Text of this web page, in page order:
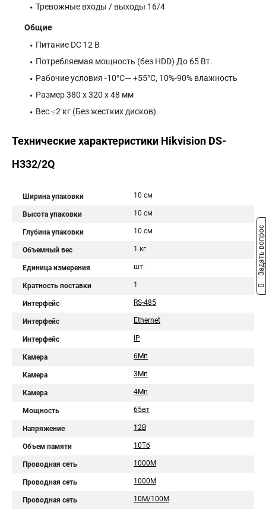
Тревожные входы / выходы 16/4
Общие
Питание DC 12 В
Потребляемая мощность (без HDD) До 65 Вт.
Рабочие условия -10°C— +55°C, 10%-90% влажность
Размер 380 x 320 x 48 мм
Вес ≤2 кг (Без жестких дисков).
Технические характеристики Hikvision DS-
H332/2Q
Ширина упаковки 10 см
Высота упаковки 10 см
Глубина упаковки 10 см
Объемный вес 1 кг
Единица измерения шт.
Кратность поставки 1
Интерфейс RS-485
Интерфейс Ethernet
Интерфейс IP
Камера 6Мп
Камера 3Мп
Камера 4Мп
Мощность 65вт
Напряжение 12В
Объем памяти 10Тб
Проводная сеть 1000М
Проводная сеть 1000M
Проводная сеть 10M/100M
Задать вопрос